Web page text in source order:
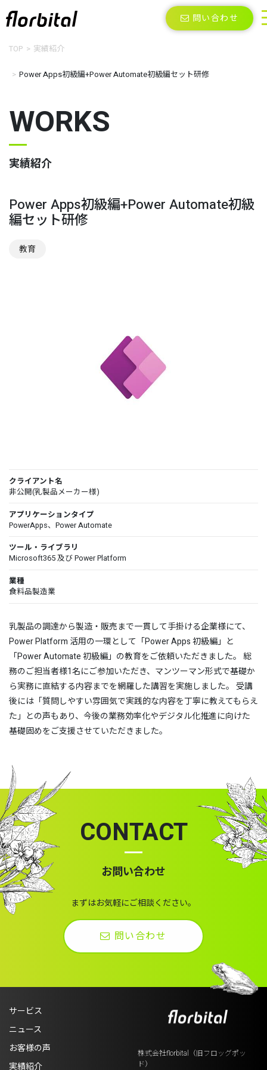
問い合わせ
TOP 実績紹介
Power Apps初級編+Power Automate初級編セット研修
WORKS
実績紹介
Power Apps初級編+Power Automate初級
編セット研修
教育
クライアント名
非公開(乳製品メーカー様)
アプリケーションタイプ
PowerApps、Power Automate
ツール・ライブラリ
Microsoft365 及び Power Platform
業種
食料品製造業
乳製品の調達から製造・販売まで一貫して手掛ける企業様にて、
Power Platform 活用の一環として「Power Apps 初級編」と
「Power Automate 初級編」の教育をご依頼いただきました。 総
務のご担当者様1名にご参加いただき、マンツーマン形式で基礎か
ら実務に直結する内容までを網羅した講習を実施しました。 受講
後には「質問しやすい雰囲気で実践的な内容を丁寧に教えてもらえ
た」との声もあり、今後の業務効率化やデジタル化推進に向けた
基礎固めをご支援させていただきました。
CONTACT
お問い合わせ
まずはお気軽にご相談ください。
問い合わせ
サービス
ニュース
お客様の声
実績紹介
株式会社florbital（旧フロッグポッ
ド）